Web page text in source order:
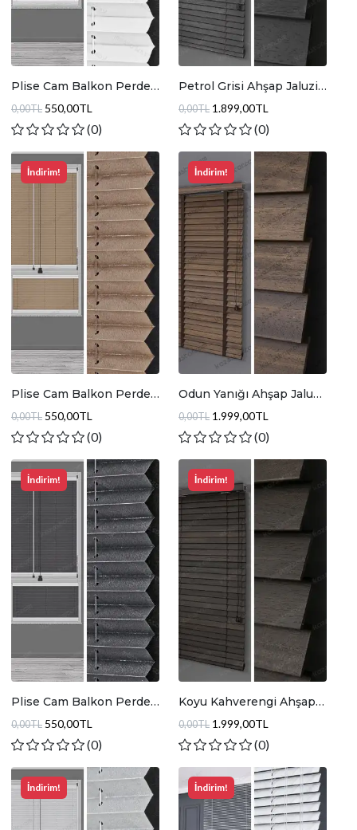
Plise Cam Balkon Perde
0,00TL 550,00TL
(0)
Petrol Grisi Ahşap Jaluzi
0,00TL 1.899,00TL
(0)
İndirim!
Plise Cam Balkon Perde
0,00TL 550,00TL
(0)
İndirim!
Odun Yanığı Ahşap Jaluzi
0,00TL 1.999,00TL
(0)
İndirim!
Plise Cam Balkon Perde
0,00TL 550,00TL
(0)
İndirim!
Koyu Kahverengi Ahşap
0,00TL 1.999,00TL
(0)
İndirim! İndirim!